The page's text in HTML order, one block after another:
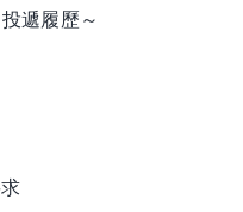
遞履歷～